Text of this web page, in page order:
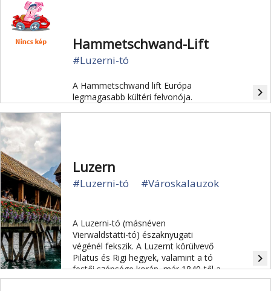
Hammetschwand-Lift
#Luzerni-tó
A Hammetschwand lift Európa
legmagasabb kültéri felvonója.
navigate_next
Luzern
#Luzerni-tó #Városkalauzok
A Luzerni-tó (másnéven
Vierwaldstätti-tó) északnyugati
végénél fekszik. A Luzernt körülvevő
Pilatus és Rigi hegyek, valamint a tó
festői szépsége korán, már 1840-től a
turizmus fellegvárává emelte a
navigate_next